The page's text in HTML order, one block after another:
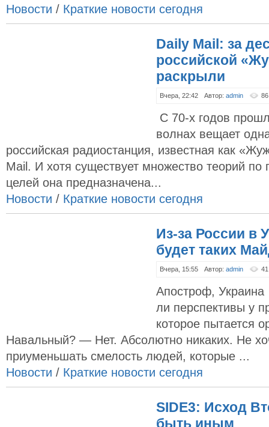
Новости / Краткие новости сегодня
Daily Mail: за
российской
раскрыли
Вчера, 22:42 Автор: admin 86
С 70-х годов
волнах вещает
российская радиостанция, известная как
Mail. И хотя существует множество теорий по
целей она предназначена...
Новости / Краткие новости сегодня
Из-за России в
будет таких
Вчера, 15:55 Автор: admin 41
Апостроф,
ли перспективы у
которое пытается
Навальный? — Нет. Абсолютно никаких. Не
приуменьшать смелость людей, которые ...
Новости / Краткие новости сегодня
SIDE3: Исход
быть иным